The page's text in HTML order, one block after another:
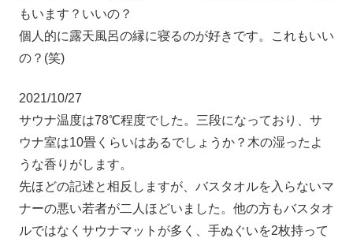
もいます？いいの？
個人的に露天風呂の縁に寝るのが好きです。これもいい
の？(笑)
2021/10/27
サウナ温度は78℃程度でした。三段になっており、サ
ウナ室は10畳くらいはあるでしょうか？木の湿ったよ
うな香りがします。
先ほどの記述と相反しますが、バスタオルを入らないマ
ナーの悪い若者が二人ほどいました。他の方もバスタオ
ルではなくサウナマットが多く、手ぬぐいを2枚持って